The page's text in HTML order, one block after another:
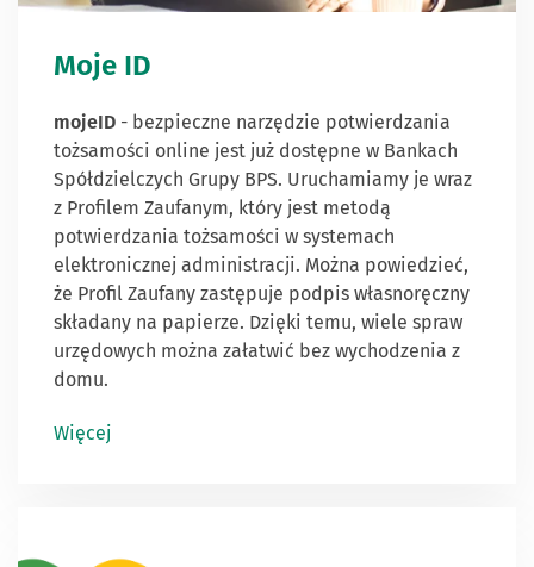
Moje ID
mojeID - bezpieczne narzędzie potwierdzania
tożsamości online jest już dostępne w Bankach
Spółdzielczych Grupy BPS. Uruchamiamy je wraz
z Profilem Zaufanym, który jest metodą
potwierdzania tożsamości w systemach
elektronicznej administracji. Można powiedzieć,
że Profil Zaufany zastępuje podpis własnoręczny
składany na papierze. Dzięki temu, wiele spraw
urzędowych można załatwić bez wychodzenia z
domu.
Więcej